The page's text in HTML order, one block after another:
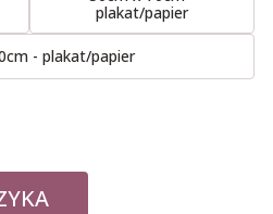
plakat/papier
- plakat/papier